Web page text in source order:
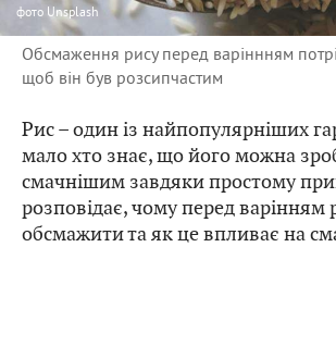
фото Unsplash
Обсмаження рису перед варіннням
щоб він був розсипчастим
Рис – один із найпопулярніших
мало хто знає, що його можна
смачнішим завдяки простому
розповідає, чому перед варінням
обсмажити та як це впливає на